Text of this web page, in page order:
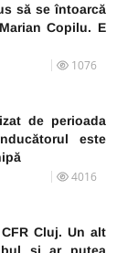
să se întoarcă
Copilu. E
1076
de perioada
este
4016
Cluj. Un alt